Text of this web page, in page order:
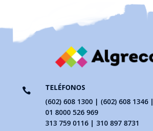

TELÉFONOS
(602) 608 1300 | (602) 608 1346 |
01 8000 526 969
313 759 0116 | 310 897 8731